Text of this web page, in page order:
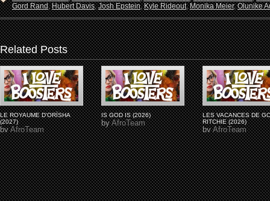
Gord Rand,Hubert Davis,Josh Epstein,Kyle Rideout,Monika Meier,Olunike
Related Posts
LE ROYAUME D'ORÏSHA
(2027)
byAfroTeam
IS GOD IS (2026)
byAfroTeam
LES VACANCES DE
RITCHIE (2026)
byAfroTeam